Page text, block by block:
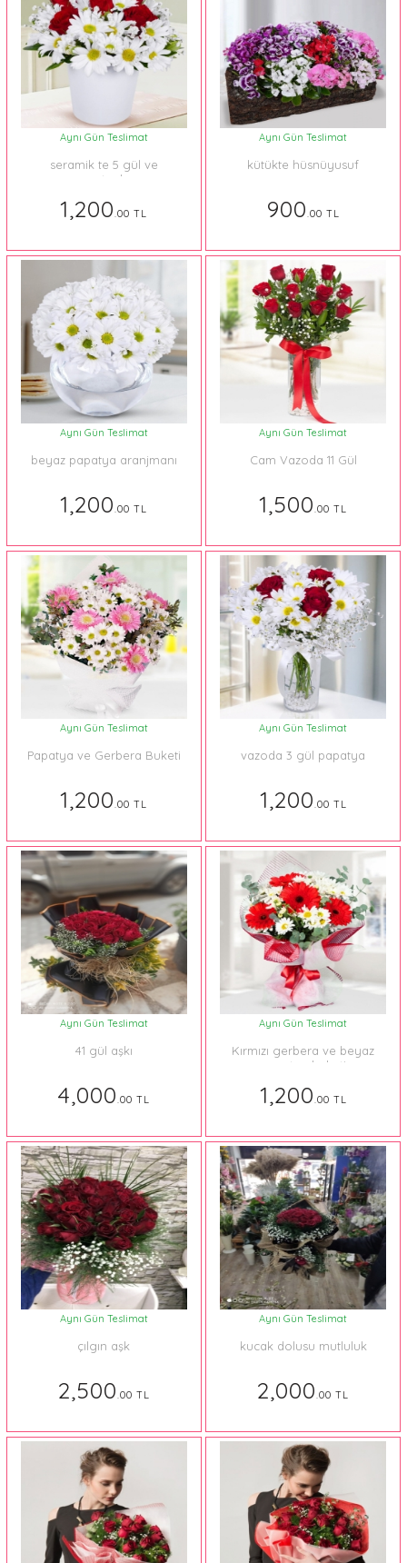
Aynı Gün Teslimat
seramik te 5 gül ve
papatyalar
1,200.00 TL
Aynı Gün Teslimat
kütükte hüsnüyusuf
900.00 TL
Aynı Gün Teslimat
beyaz papatya aranjmanı
1,200.00 TL
Aynı Gün Teslimat
Cam Vazoda 11 Gül
1,500.00 TL
Aynı Gün Teslimat
Papatya ve Gerbera Buketi
1,200.00 TL
Aynı Gün Teslimat
vazoda 3 gül papatya
1,200.00 TL
Aynı Gün Teslimat
41 gül aşkı
4,000.00 TL
Aynı Gün Teslimat
Kırmızı gerbera ve beyaz
papatya buketi
1,200.00 TL
Aynı Gün Teslimat
çılgın aşk
2,500.00 TL
Aynı Gün Teslimat
kucak dolusu mutluluk
2,000.00 TL